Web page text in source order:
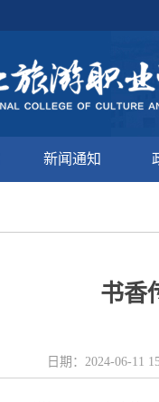
新闻通知
书香
日期：2024-06-11